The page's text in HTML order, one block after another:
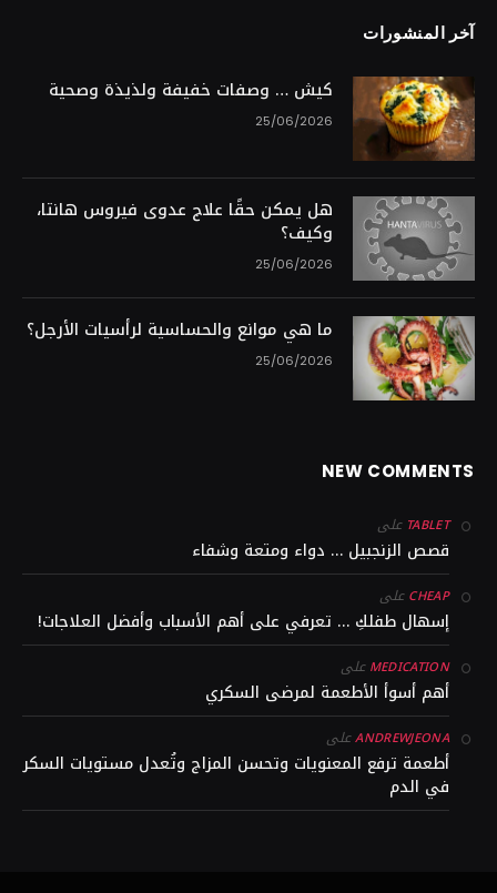
آخر المنشورات
كيش … وصفات خفيفة ولذيذة وصحية
25/06/2026
هل يمكن حقًا علاج عدوى فيروس هانتا،
وكيف؟
25/06/2026
ما هي موانع والحساسية لرأسيات الأرجل؟
25/06/2026
NEW COMMENTS
TABLET على
قصص الزنجبيل … دواء ومتعة وشفاء
CHEAPعلى
إسهال طفلكِ … تعرفي على أهم الأسباب وأفضل العلاجات!
MEDICATIONعلى
أهم أسوأ الأطعمة لمرضى السكري
ANDREWJEONAعلى
أطعمة ترفع المعنويات وتحسن المزاج وتُعدل مستويات السكر
في الدم